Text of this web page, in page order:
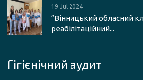
19 Jul 2024
“Вінницький обласний
реабілітаційний...
Гігієнічний аудит